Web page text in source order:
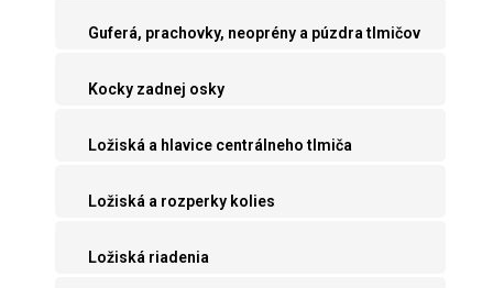
Guferá, prachovky, neoprény a púzdra tlmičov
Kocky zadnej osky
Ložiská a hlavice centrálneho tlmiča
Ložiská a rozperky kolies
Ložiská riadenia